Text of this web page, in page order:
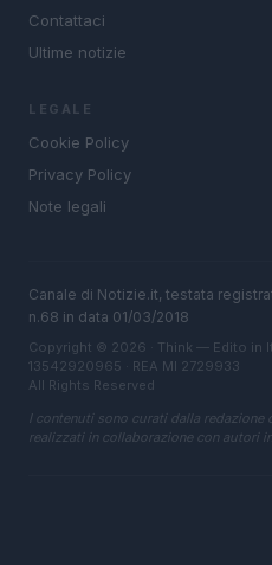
Contattaci
Ultime notizie
LEGALE
Cookie Policy
Privacy Policy
Note legali
Canale di Notizie.it, testata
n.68 in data 01/03/2018
Copyright © 2026 · Think — Edito in
13542920965 · REA MI 2729933
All Rights Reserved
I contenuti sono curati dalla
realizzati in collaborazione con autori